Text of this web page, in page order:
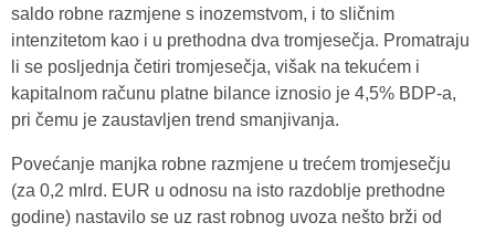
saldo robne razmjene s inozemstvom, i to sličnim
intenzitetom kao i u prethodna dva tromjesečja. Promatraju
li se posljednja četiri tromjesečja, višak na tekućem i
kapitalnom računu platne bilance iznosio je 4,5% BDP-a,
pri čemu je zaustavljen trend smanjivanja.
Povećanje manjka robne razmjene u trećem tromjesečju
(za 0,2 mlrd. EUR u odnosu na isto razdoblje prethodne
godine) nastavilo se uz rast robnog uvoza nešto brži od